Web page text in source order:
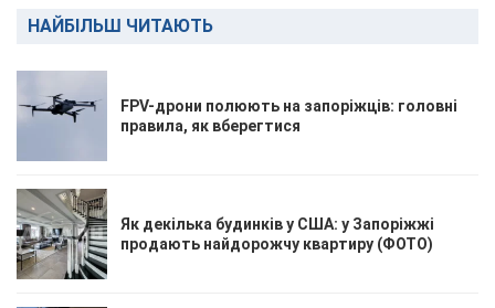
НАЙБІЛЬШ ЧИТАЮТЬ
FPV-дрони полюють на запоріжців: головні
правила, як вберегтися
Як декілька будинків у США: у Запоріжжі
продають найдорожчу квартиру (ФОТО)